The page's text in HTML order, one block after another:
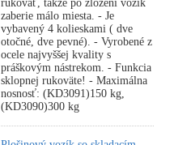
rukoväť, takže po zložení vozík
zaberie málo miesta. - Je
vybavený 4 kolieskami ( dve
otočné, dve pevné). - Vyrobené z
ocele najvyššej kvality s
práškovým nástrekom. - Funkcia
sklopnej rukoväte! - Maximálna
nosnosť: (KD3091)150 kg,
(KD3090)300 kg